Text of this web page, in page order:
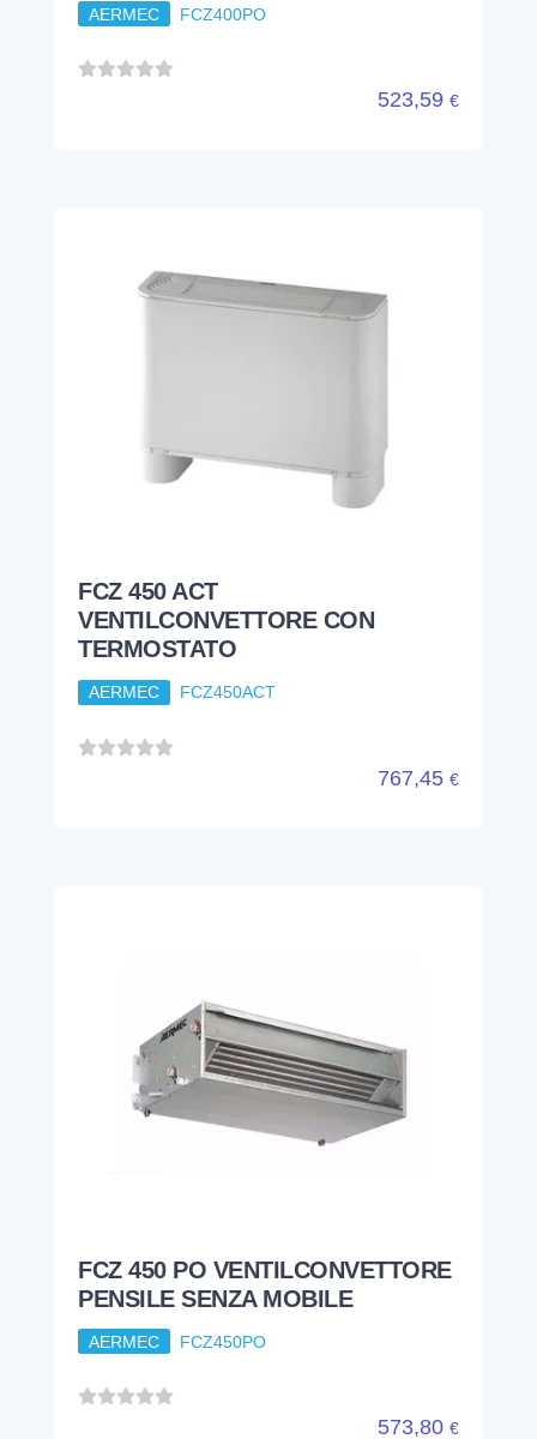
AERMEC FCZ400PO
523,59 €
FCZ 450 ACT
VENTILCONVETTORE CON
TERMOSTATO
AERMEC FCZ450ACT
767,45 €
FCZ 450 PO VENTILCONVETTORE
PENSILE SENZA MOBILE
AERMEC FCZ450PO
573,80 €